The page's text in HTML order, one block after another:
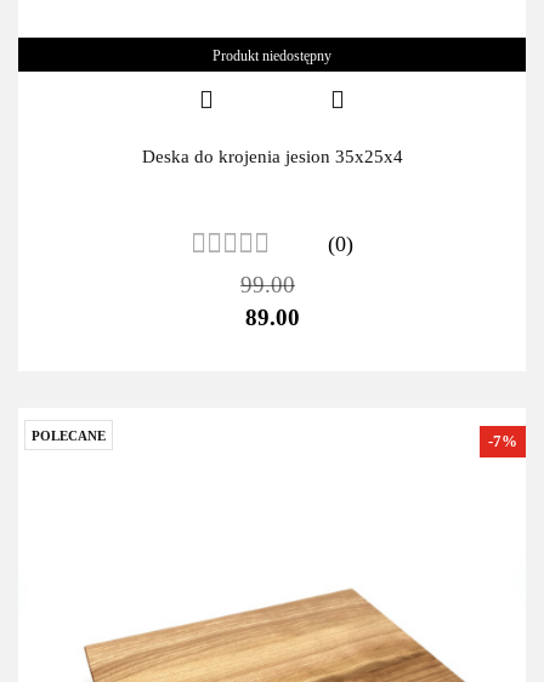
Produkt niedostępny
Deska do krojenia jesion 35x25x4
(0)
99.00
89.00
POLECANE -7%